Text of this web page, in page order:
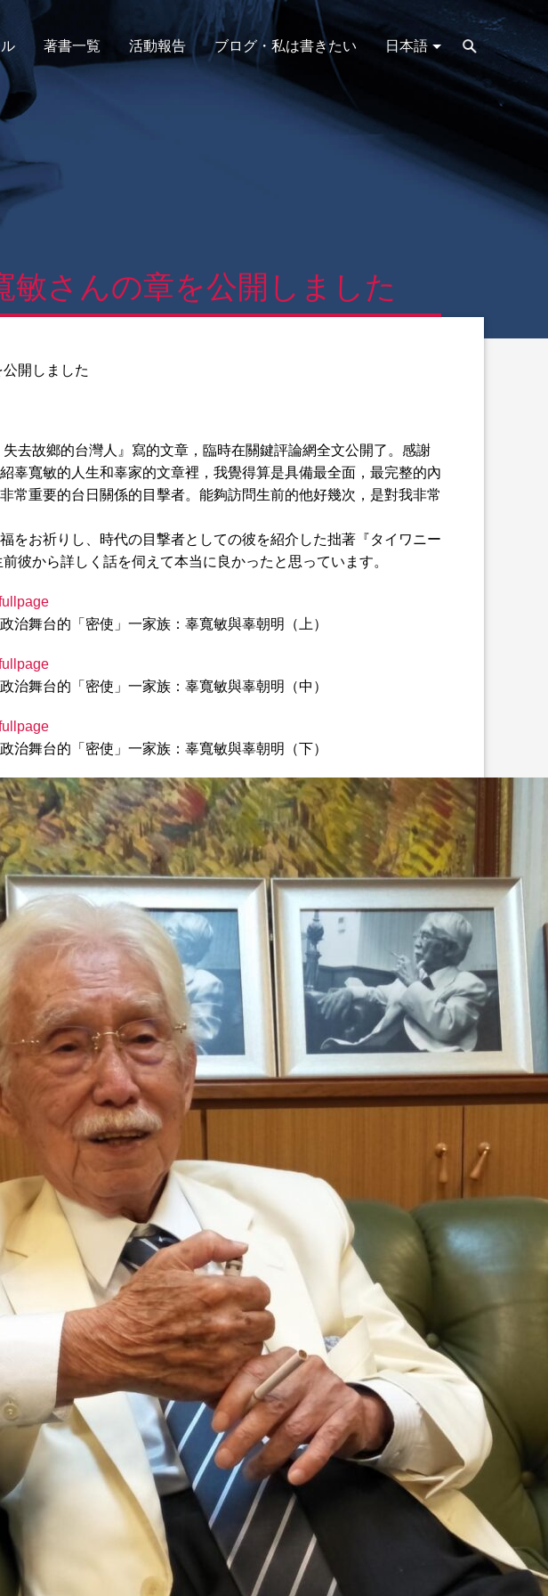
著書一覧 活動報告 ブログ・私は書きたい 日本語
さんの章を公開しました
開しました
去故鄉的台灣人』寫的文章，臨時在關鍵評論網全文公開了。感謝
辜寬敏的人生和辜家的文章裡，我覺得算是具備最全面，最完整的內
常重要的台日關係的目擊者。能夠訪問生前的他好幾次，是對我非常
をお祈りし、時代の目撃者としての彼を紹介した拙著『タイワニー
彼から詳しく話を伺えて本当に良かったと思っています。
治舞台的「密使」一家族：辜寬敏與辜朝明（上）
治舞台的「密使」一家族：辜寬敏與辜朝明（中）
治舞台的「密使」一家族：辜寬敏與辜朝明（下）